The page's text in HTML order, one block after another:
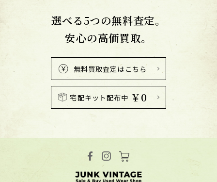
選べる5つの無料査定。
安心の高価買取。
無料買取査定はこちら
宅配キット配布中 ￥0